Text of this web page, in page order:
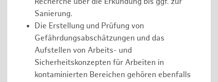
Sanierung.
Die Erstellung und Prüfung von
Gefährdungsabschätzungen und das
Aufstellen von Arbeits- und
Sicherheitskonzepten für Arbeiten in
kontaminierten Bereichen gehören ebenfalls